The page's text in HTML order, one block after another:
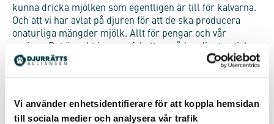
Vi använder enhetsidentifierare för att koppla hemsidan
till sociala medier och analysera vår trafik
kunna dricka mjölken som egentligen är till för kalvarna.
Och att vi har avlat på djuren för att de ska producera
onaturliga mängder mjölk. Allt för pengar och vår
egoism. Det är rakt igenom fel att en sådan djupt oetisk
djursyn är norm och legaliserad i Sverige idag. Men det är
när det dessutom innebär lidande och död, säger Malin
Gustafsson, talesperson för Djurrättsalliansen.